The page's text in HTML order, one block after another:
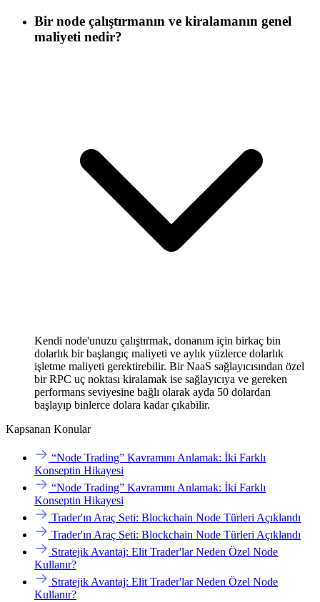
Bir node çalıştırmanın ve kiralamanın genel
maliyeti nedir?
Kendi node'unuzu çalıştırmak, donanım için birkaç bin
dolarlık bir başlangıç maliyeti ve aylık yüzlerce dolarlık
işletme maliyeti gerektirebilir. Bir NaaS sağlayıcısından özel
bir RPC uç noktası kiralamak ise sağlayıcıya ve gereken
performans seviyesine bağlı olarak ayda 50 dolardan
başlayıp binlerce dolara kadar çıkabilir.
Kapsanan Konular
“Node Trading” Kavramını Anlamak: İki Farklı
Konseptin Hikayesi
“Node Trading” Kavramını Anlamak: İki Farklı
Konseptin Hikayesi
Trader'ın Araç Seti: Blockchain Node Türleri Açıklandı
Trader'ın Araç Seti: Blockchain Node Türleri Açıklandı
Stratejik Avantaj: Elit Trader'lar Neden Özel Node
Kullanır?
Stratejik Avantaj: Elit Trader'lar Neden Özel Node
Kullanır?